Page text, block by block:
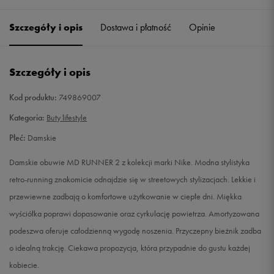
38 24 cm
39 25 cm Powiadom o dostępności
40 25,5 cm
26 cm Powiadom o dostępności
41
Szczegóły i opis Dostawa i płatność Opinie
Szczegóły i opis
Kod produktu: 749869007
Kategoria: Buty lifestyle
Płeć: Damskie
Damskie obuwie MD RUNNER 2 z kolekcji marki Nike. Modna stylistyka
retro-running znakomicie odnajdzie się w streetowych stylizacjach. Lekkie i
przewiewne zadbają o komfortowe użytkowanie w ciepłe dni. Miękka
wyściółka poprawi dopasowanie oraz cyrkulację powietrza. Amortyzowana
podeszwa oferuje całodzienną wygodę noszenia. Przyczepny bieżnik zadba
o idealną trakcję. Ciekawa propozycja, która przypadnie do gustu każdej
kobiecie.